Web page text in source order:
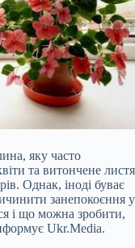
яку часто
та витончене листя
Однак, іноді буває
занепокоєння у
і що можна зробити,
Ukr.Media.